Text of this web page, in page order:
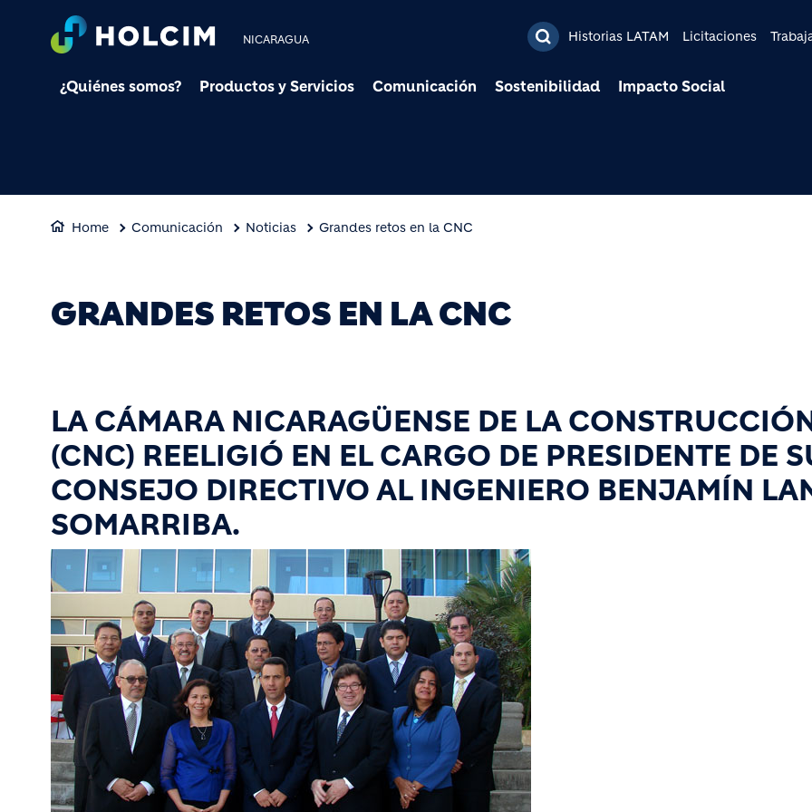
NICARAGUA Historias LATAM Licitaciones
¿Quiénes somos? Productos y Servicios Comunicación Sostenibilidad Impacto Social
Home Comunicación Noticias Grandes retos en la CNC
GRANDES RETOS EN LA CNC
LA CÁMARA NICARAGÜENSE DE LA
(CNC) REELIGIÓ EN EL CARGO DE PRESIDENTE DE
CONSEJO DIRECTIVO AL INGENIERO BENJAMÍN
SOMARRIBA.